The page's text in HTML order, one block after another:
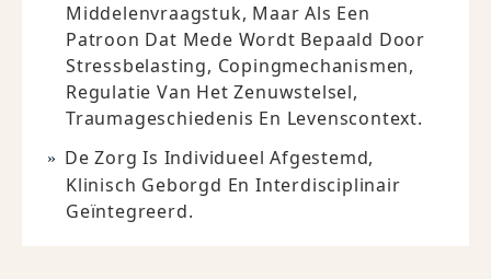
Middelenvraagstuk, Maar Als Een
Patroon Dat Mede Wordt Bepaald Door
Stressbelasting, Copingmechanismen,
Regulatie Van Het Zenuwstelsel,
Traumageschiedenis En Levenscontext.
De Zorg Is Individueel Afgestemd,
Klinisch Geborgd En Interdisciplinair
Geïntegreerd.